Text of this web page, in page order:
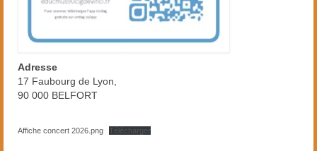
Adresse
17 Faubourg de Lyon,
90 000 BELFORT
Affiche concert 2026.png Télécharger